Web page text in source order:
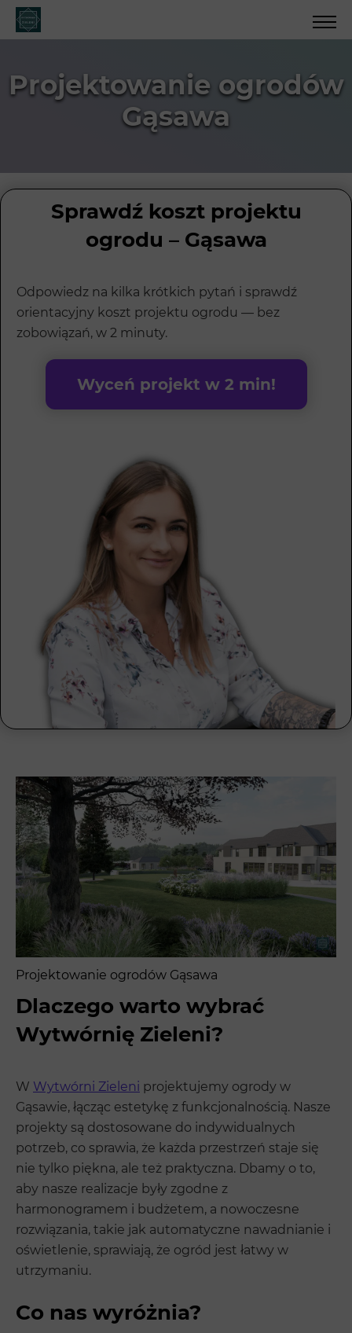
Projektowanie ogrodów
Gąsawa
Sprawdź koszt projektu
ogrodu – Gąsawa
Odpowiedz na kilka krótkich pytań i sprawdź
orientacyjny koszt projektu ogrodu — bez
zobowiązań, w 2 minuty.
Wyceń projekt w 2 min!
Projektowanie ogrodów Gąsawa
Dlaczego warto wybrać
Wytwórnię Zieleni?
W Wytwórni Zieleni projektujemy ogrody w
Gąsawie, łącząc estetykę z funkcjonalnością. Nasze
projekty są dostosowane do indywidualnych
potrzeb, co sprawia, że każda przestrzeń staje się
nie tylko piękna, ale też praktyczna. Dbamy o to,
aby nasze realizacje były zgodne z
harmonogramem i budżetem, a nowoczesne
rozwiązania, takie jak automatyczne nawadnianie i
oświetlenie, sprawiają, że ogród jest łatwy w
utrzymaniu.
Co nas wyróżnia?